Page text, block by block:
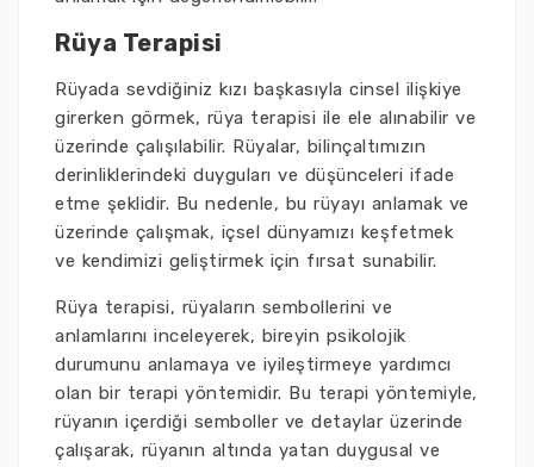
Rüya Terapisi
Rüyada sevdiğiniz kızı başkasıyla cinsel ilişkiye
girerken görmek, rüya terapisi ile ele alınabilir ve
üzerinde çalışılabilir. Rüyalar, bilinçaltımızın
derinliklerindeki duyguları ve düşünceleri ifade
etme şeklidir. Bu nedenle, bu rüyayı anlamak ve
üzerinde çalışmak, içsel dünyamızı keşfetmek
ve kendimizi geliştirmek için fırsat sunabilir.
Rüya terapisi, rüyaların sembollerini ve
anlamlarını inceleyerek, bireyin psikolojik
durumunu anlamaya ve iyileştirmeye yardımcı
olan bir terapi yöntemidir. Bu terapi yöntemiyle,
rüyanın içerdiği semboller ve detaylar üzerinde
çalışarak, rüyanın altında yatan duygusal ve